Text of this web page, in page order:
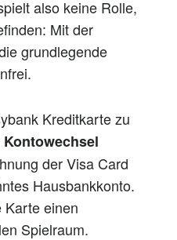
also keine Rolle,
Mit der
grundlegende
Kreditkarte zu
Kontowechsel
der Visa Card
Hausbankkonto.
Karte einen
Spielraum.